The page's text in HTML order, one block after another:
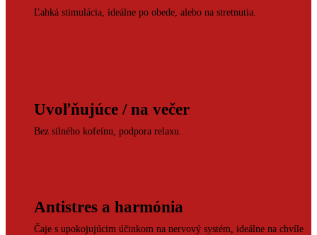
Ľahká stimulácia, ideálne po obede, alebo na stretnutia.
Uvoľňujúce / na večer
Bez silného kofeínu, podpora relaxu.
Antistres a harmónia
Čaje s upokojujúcim účinkom na nervový systém, ideálne na chvíle